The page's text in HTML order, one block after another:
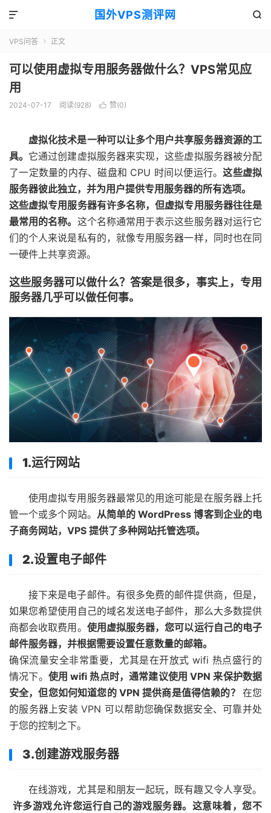
国外VPS测评网 

VPS问答  正文
可以使用虚拟专用服务器做什么？VPS常见应
用
2024-07-17 阅读(928)  赞(0)
虚拟化技术是一种可以让多个用户共享服务器资源的工
具。 它通过创建虚拟服务器来实现，这些虚拟服务器被分配
了一定数量的内存、磁盘和 CPU 时间以便运行。这些虚拟
服务器彼此独立，并为用户提供专用服务器的所有选项。
这些虚拟专用服务器有许多名称，但虚拟专用服务器往往是
最常用的名称。 这个名称通常用于表示这些服务器对运行它
们的个人来说是私有的，就像专用服务器一样，同时也在同
一硬件上共享资源。
这些服务器可以做什么？答案是很多，事实上，专用
服务器几乎可以做任何事。
1.运行网站
使用虚拟专用服务器最常见的用途可能是在服务器上托
管一个或多个网站。 从简单的 WordPress 博客到企业的电
子商务网站，VPS 提供了多种网站托管选项。
2.设置电子邮件
接下来是电子邮件。有很多免费的邮件提供商，但是，
如果您希望使用自己的域名发送电子邮件，那么大多数提供
商都会收取费用。 使用虚拟服务器，您可以运行自己的电子
邮件服务器，并根据需要设置任意数量的邮箱。
确保流量安全非常重要，尤其是在开放式 wifi 热点盛行的
情况下。 使用 wifi 热点时，通常建议使用 VPN 来保护数据
安全，但您如何知道您的 VPN 提供商是值得信赖的？ 在您
的服务器上安装 VPN 可以帮助您确保数据安全、可靠并处
于您的控制之下。
3.创建游戏服务器
在线游戏，尤其是和朋友一起玩，既有趣又令人享受。
许多游戏允许您运行自己的游戏服务器。这意味着，您不